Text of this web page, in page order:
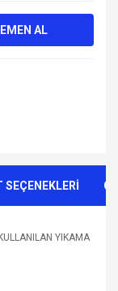
AL
SEÇENEKLERİ
YIKAMA